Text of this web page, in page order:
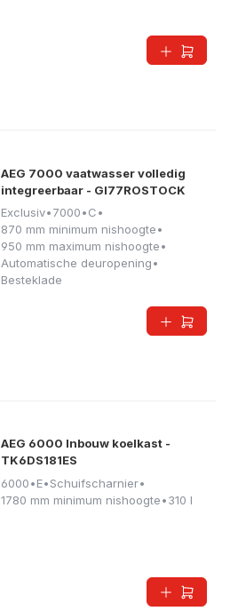
AEG 7000 vaatwasser volledig
integreerbaar - GI77ROSTOCK
Exclusiv•7000•C•
870 mm minimum nishoogte•
950 mm maximum nishoogte•
Automatische deuropening•
Besteklade
AEG 6000 Inbouw koelkast -
TK6DS181ES
6000•E•Schuifscharnier•
1780 mm minimum nishoogte•310 l